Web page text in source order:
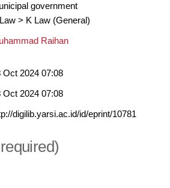
government
> K Law (General)
Raihan
Oct 2024 07:08
Oct 2024 07:08
digilib.yarsi.ac.id/id/eprint/10781